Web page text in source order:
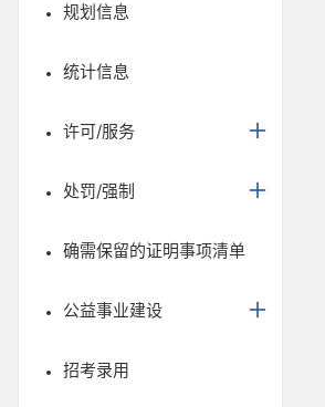
规划信息
统计信息
许可/服务
处罚/强制
确需保留的证明事项清单
公益事业建设
招考录用